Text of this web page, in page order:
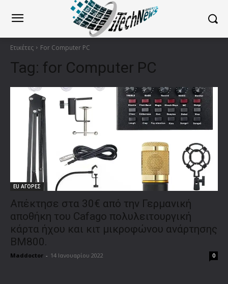
Ετικέτες For Computer PC
Tag: for Computer PC
EU ΑΓΟΡΕΣ
Απέκτησε στα 30€ από την Γερμανική
αποθήκη του Cafago πολυλειτουργική
κάρτα ήχου και κιτ μικροφώνου ανάρτησης
BM800.
Maddoctor - 14 Ιανουαρίου 2022 0